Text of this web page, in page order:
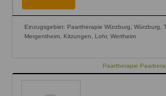
Einzugsgebiet: Paartherapie Würzburg, Würzburg,
Mergentheim, Kitzungen, Lohr, Wertheim
Paartherapie